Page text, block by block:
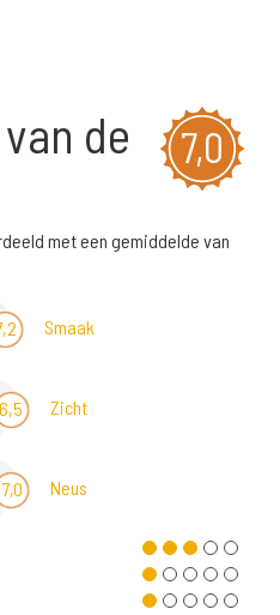
7,0
de
met een gemiddelde van
Smaak
6,5 Zicht
7,0 Neus